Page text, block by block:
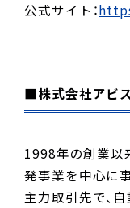
公式サイト：
■株式会社アビ
1998年の創業以
発事業を中心に
主力取引先で、